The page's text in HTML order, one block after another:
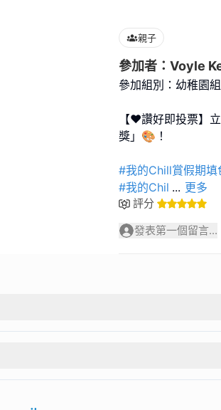
親子
參加者：Voyle
參加組別：幼稚園組
【❤️讚好即投票】
獎」🎨！
#我的Chill賞假期填
#我的Chil ... 更多
評分
發表第一個留言...